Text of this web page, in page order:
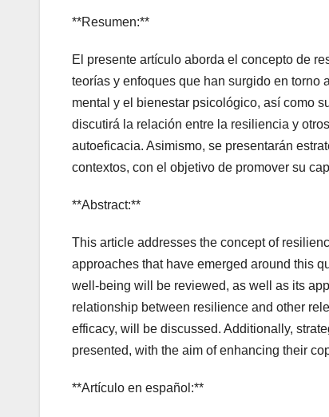
**Resumen:**
El presente artículo aborda el concepto de
teorías y enfoques que han surgido en torno
mental y el bienestar psicológico, así como
discutirá la relación entre la resiliencia y
autoeficacia. Asimismo, se presentarán
contextos, con el objetivo de promover su
**Abstract:**
This article addresses the concept of
approaches that have emerged around this
well-being will be reviewed, as well as its
relationship between resilience and other
efficacy, will be discussed. Additionally,
presented, with the aim of enhancing their
**Artículo en español:**